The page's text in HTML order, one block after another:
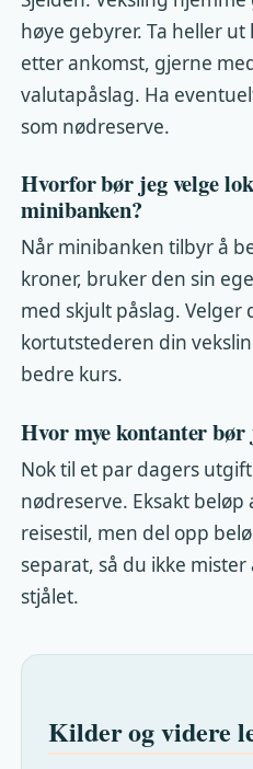
høye gebyrer. Ta heller
etter ankomst, gjerne
valutapåslag. Ha
som nødreserve.
Hvorfor bør jeg velge
minibanken?
Når minibanken tilbyr å
kroner, bruker den sin
med skjult påslag. Velger
kortutstederen din
bedre kurs.
Hvor mye kontanter bør
Nok til et par dagers
nødreserve. Eksakt
reisestil, men del opp
separat, så du ikke
stjålet.
Kilder og videre